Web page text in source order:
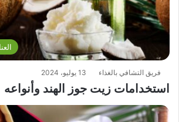
فريق التشافي بالغذاء 13 يوليو، 2024
استخدامات زيت جوز الهند وأنواعه